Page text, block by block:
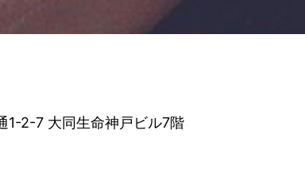
1-2-7 大同生命神戸ビル7階